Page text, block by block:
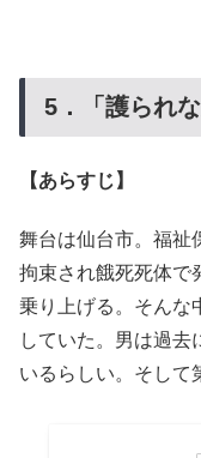
5．「護られ
【あらすじ】
舞台は仙台市。福祉
拘束され餓死死体で
乗り上げる。そんな
していた。男は過去
いるらしい。そして